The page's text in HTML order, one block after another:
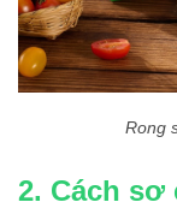
Rong
2. Cách sơ